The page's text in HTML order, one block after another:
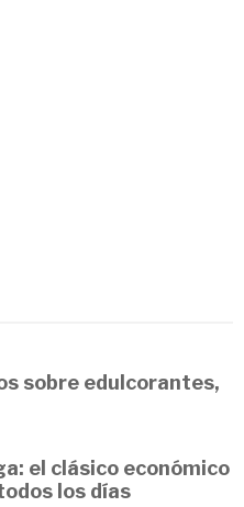
sobre edulcorantes,
el clásico económico
los días